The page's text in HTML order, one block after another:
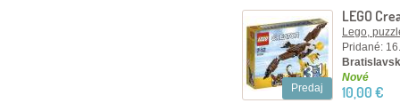
Predaj
LEGO
Lego,
Pridané:
Nové
10,00 €